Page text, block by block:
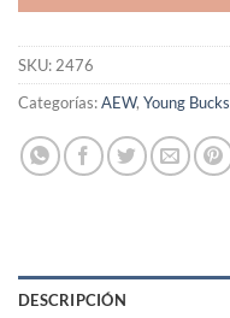
SKU:2476
Categorías:AEW, Young Bucks
DESCRIPCIÓN